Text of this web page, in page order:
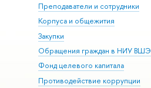
Преподаватели и сотрудники
Корпуса и общежития
Закупки
Обращения граждан в НИУ ВШЭ
Фонд целевого капитала
Противодействие коррупции